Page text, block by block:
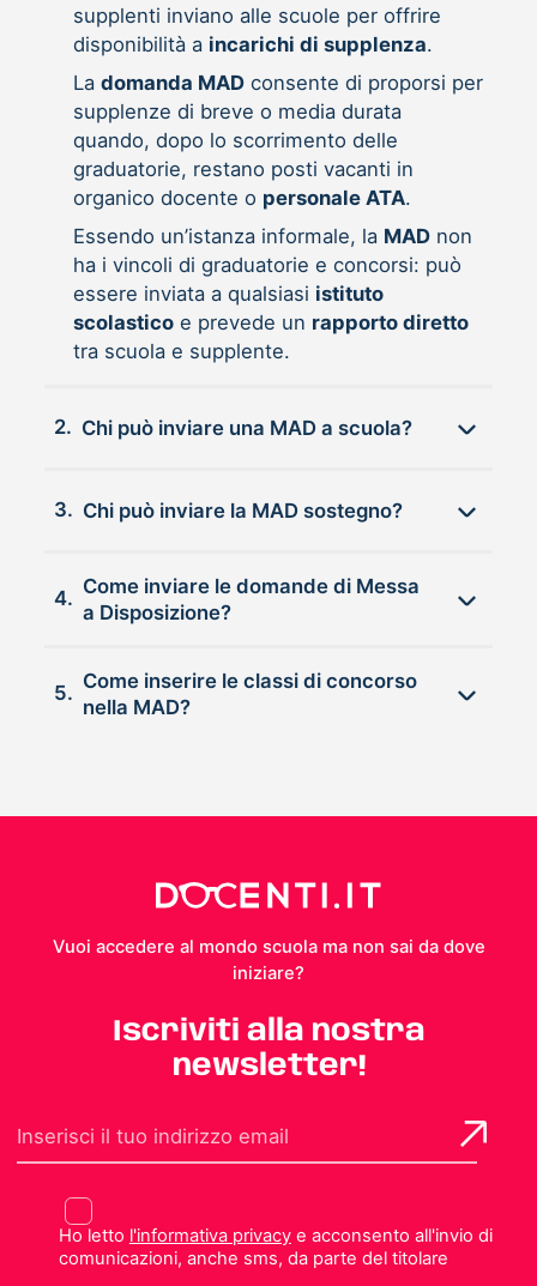
supplenti inviano alle scuole per offrire
disponibilità a incarichi di supplenza.
La domanda MADconsente di proporsi per
supplenze di breve o media durata
quando, dopo lo scorrimento delle
graduatorie, restano posti vacanti in
organico docente o personale ATA.
Essendo un’istanza informale, la MADnon
ha i vincoli di graduatorie e concorsi: può
essere inviata a qualsiasi istituto
scolasticoe prevede un rapporto diretto
tra scuola e supplente.
2. Chi può inviare una MAD a scuola?
3. Chi può inviare la MAD sostegno?
4.
Come inviare le domande di Messa
a Disposizione?
5.
Come inserire le classi di concorso
nella MAD?
Vuoi accedere al mondo scuola ma non sai da dove
iniziare?
Iscriviti alla nostra
newsletter!
Ho letto l'informativa privacye acconsento all'invio di
comunicazioni, anche sms, da parte del titolare